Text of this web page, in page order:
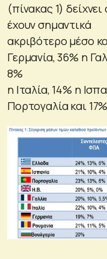
(πίνακας 1)
έχουν σημαντικά
ακριβότερο μέσο
Γερμανία, 36% η
8%
η Ιταλία, 14% η
Πορτογαλία και